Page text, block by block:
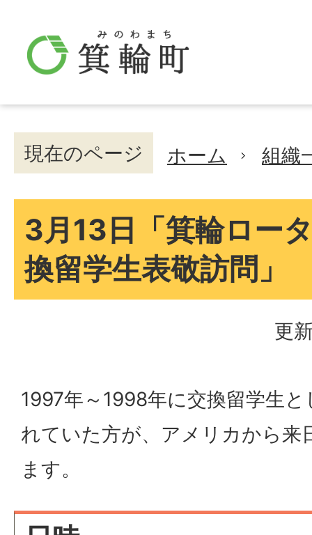
現在のページ ホーム 組織
3月13日「箕輪ロー
換留学生表敬訪問」
更
1997年～1998年に交換留学生
れていた方が、アメリカから来
ます。